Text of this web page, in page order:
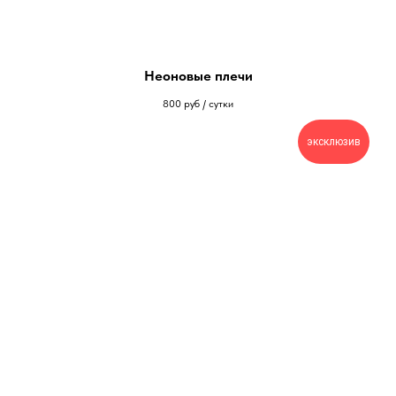
Неоновые плечи
800 руб / сутки
эксклюзив